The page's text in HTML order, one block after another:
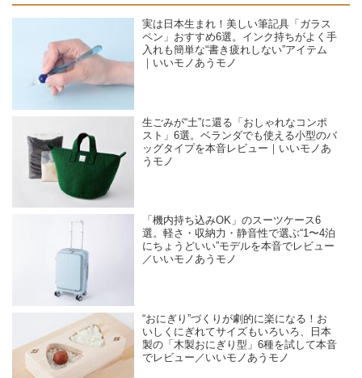
実は日本生まれ！美しい筆記具「ガラス
ペン」おすすめ6選。インク持ちがよく手
入れも簡単な“書き疲れしない”アイテム
｜いいモノあうモノ
生ごみが“土”に還る「おしゃれなコンポ
スト」6選。ベランダでも使える小型のバ
ッグタイプを本音レビュー｜いいモノあ
うモノ
「機内持ち込みOK」のスーツケース6
選。軽さ・収納力・静音性で選ぶ“1〜4泊
にちょうどいい”モデルを本音でレビュー
／いいモノあうモノ
“おにぎり”づくりが劇的に楽になる！お
いしくにぎれてサイズもいろいろ、日本
製の「木製おにぎり型」6種を試して本音
でレビュー／いいモノあうモノ